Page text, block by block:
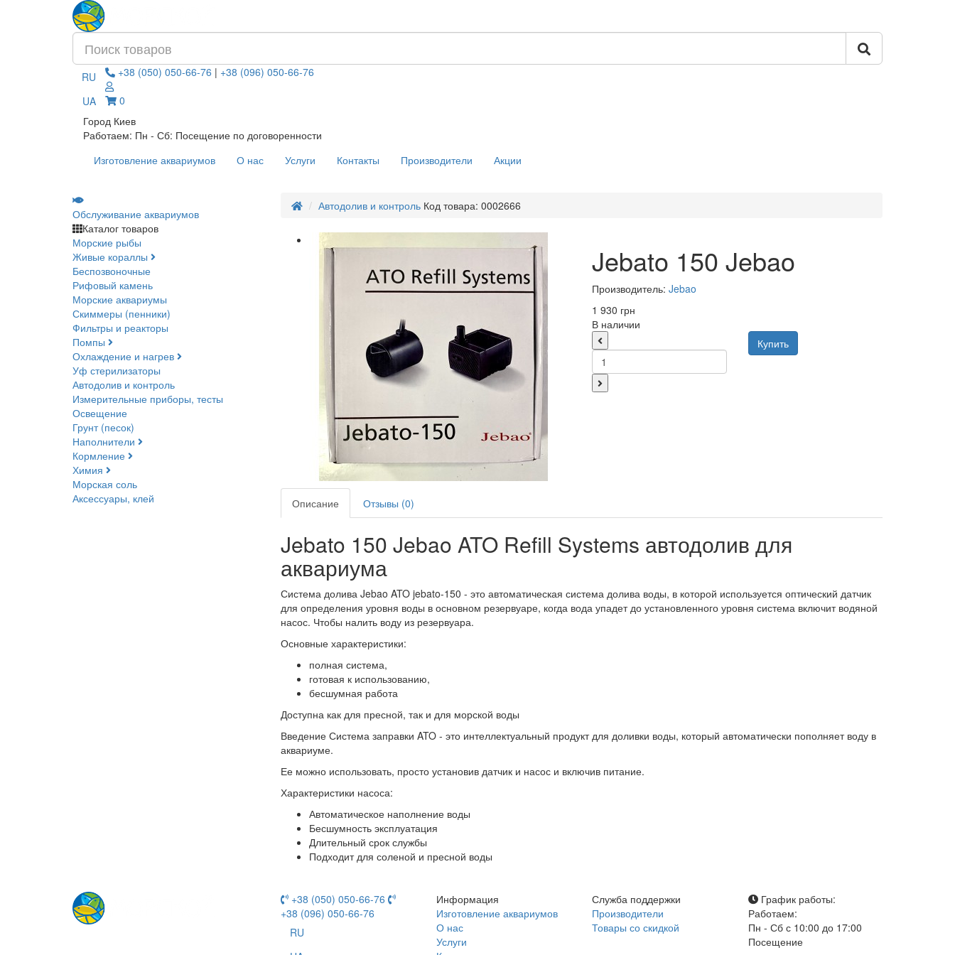
RU
UA
+38 (050) 050-66-76 | +38 (096) 050-66-76
0
Город Киев
Работаем: Пн - Сб: Посещение по договоренности
Изготовление аквариумов
О нас Услуги Контакты Производители Акции
Обслуживание аквариумов
Каталог товаров
Морские рыбы
Живые кораллы
Беспозвоночные
Рифовый камень
Морские аквариумы
Скиммеры (пенники)
Фильтры и реакторы
Помпы
Охлаждение и нагрев
Уф стерилизаторы
Автодолив и контроль
Измерительные приборы, тесты
Освещение
Грунт (песок)
Наполнители
Кормление
Химия
Морская соль
Аксессуары, клей
Автодолив и контроль Код товара: 0002666
Jebato 150 Jebao
Производитель:Jebao
1 930 грн
В наличии
Купить
Описание Отзывы (0)
Jebato 150 Jebao ATO Refill Systems автодолив для
аквариума
Система долива Jebao ATO jebato-150 - это автоматическая система долива воды, в которой используется оптический датчик
для определения уровня воды в основном резервуаре, когда вода упадет до установленного уровня система включит водяной
насос. Чтобы налить воду из резервуара.
Основные характеристики:
полная система,
готовая к использованию,
бесшумная работа
Доступна как для пресной, так и для морской воды
Введение Система заправки ATO - это интеллектуальный продукт для доливки воды, который автоматически пополняет воду в
аквариуме.
Ее можно использовать, просто установив датчик и насос и включив питание.
Характеристики насоса:
Автоматическое наполнение воды
Бесшумность эксплуатация
Длительный срок службы
Подходит для соленой и пресной воды
+38 (050) 050-66-76
+38 (096) 050-66-76
RU
Информация
Изготовление аквариумов
О нас
Услуги
Служба поддержки
Производители
Товары со скидкой
График работы:
Работаем:
Пн - Сб с 10:00 до 17:00
Посещение